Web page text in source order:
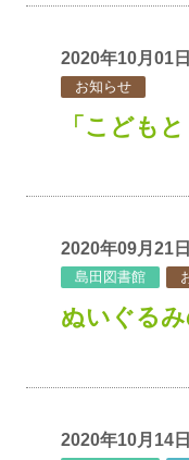
2020年10月01日
お知らせ
「こども
2020年09月21日
島田図書館
ぬいぐる
2020年10月14日